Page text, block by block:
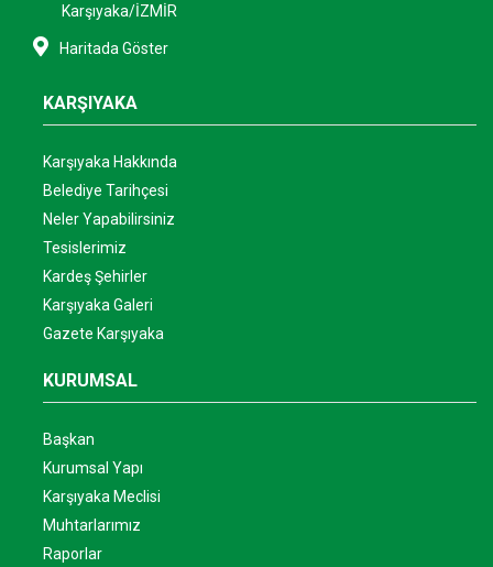
Karşıyaka/İZMİR
Haritada Göster
KARŞIYAKA
Karşıyaka Hakkında
Belediye Tarihçesi
Neler Yapabilirsiniz
Tesislerimiz
Kardeş Şehirler
Karşıyaka Galeri
Gazete Karşıyaka
KURUMSAL
Başkan
Kurumsal Yapı
Karşıyaka Meclisi
Muhtarlarımız
Raporlar